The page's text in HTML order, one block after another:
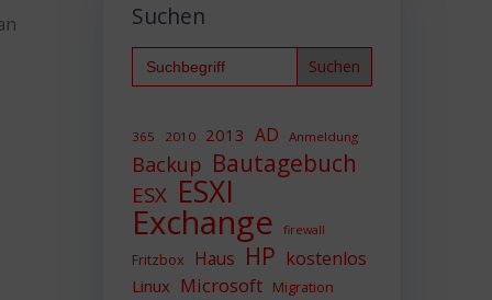
Suchen
Search
for:
365 2010 2013 AD Anmeldung
Backup Bautagebuch
ESX ESXI
Exchange firewall
Fritzbox Haus HP kostenlos
Linux Microsoft Migration